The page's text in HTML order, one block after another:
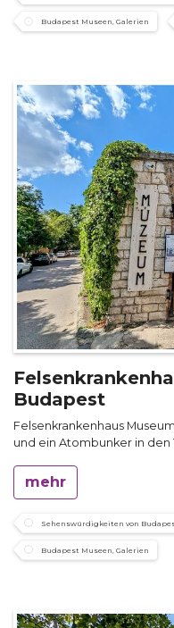
Budapest Museen, Galerien
Budapest
Felsenkrankenhaus
und ein Atombunker in
mehr
Sehenswürdigkeiten von
Budapest Museen, Galerien